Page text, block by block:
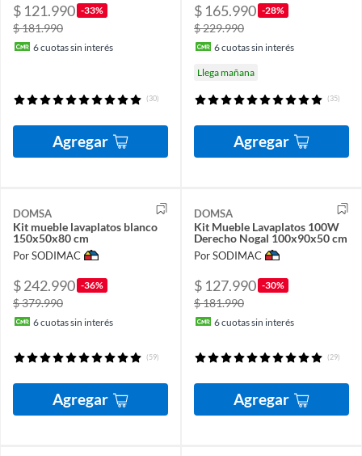
$ 121.990 -33%
$ 181.990
6cuotas sin interés
(30)
Agregar
$ 165.990 -28%
$ 229.990
6cuotas sin interés
Llega mañana
(35)
Agregar
DOMSA
Kit mueble lavaplatos blanco
150x50x80 cm
Por SODIMAC
$ 242.990 -36%
$ 379.990
6cuotas sin interés
(59)
Agregar
DOMSA
Kit Mueble Lavaplatos 100W
Derecho Nogal 100x90x50 cm
Por SODIMAC
$ 127.990 -30%
$ 181.990
6cuotas sin interés
(29)
Agregar